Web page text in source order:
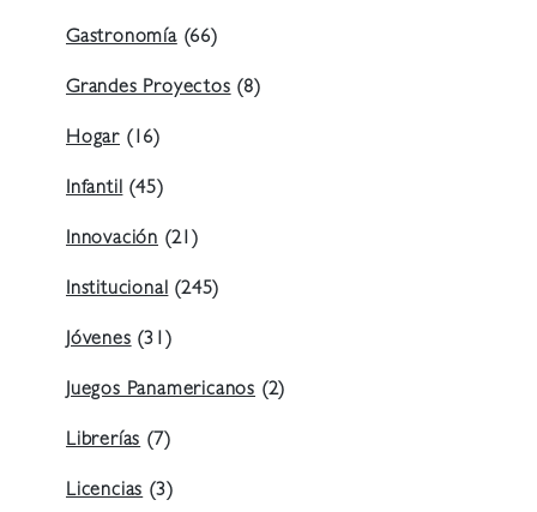
Gastronomía(66)
Grandes Proyectos(8)
Hogar (16)
Infantil(45)
Innovación (21)
Institucional(245)
Jóvenes(31)
Juegos Panamericanos (2)
Librerías(7)
Licencias(3)